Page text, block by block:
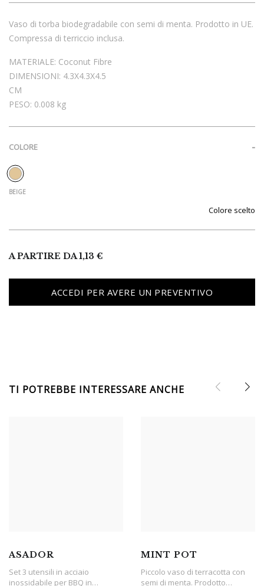
Vaso di torba biodegradabile con semi di menta. Prodotto in UE.
Compressa di terriccio inclusa.
MATERIALE: Coconut Fibre
DIMENSIONI: 4.3X4.3X4.5
CM
PESO: 0.008 kg
COLORE
Colore
A PARTIRE DA1,13 €
ACCEDI PER AVERE UN PREVENTIVO
TI POTREBBE INTERESSARE ANCHE
ASADOR
Set 3 utensili in acciaio
inossidabile per BBQ in
MINT POT
Piccolo vaso di terracotta con
semi di menta. Prodotto